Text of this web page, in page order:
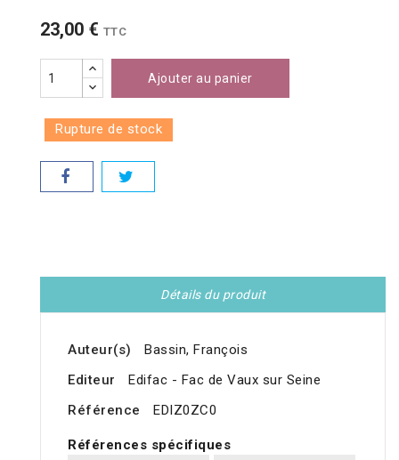
23,00 € TTC
Ajouter au panier
Rupture de stock
Détails du produit
Auteur(s)
Bassin, François
Editeur
Edifac - Fac de Vaux sur Seine
Référence
EDIZ0ZC0
Références spécifiques